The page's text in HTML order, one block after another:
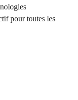
pour toutes les